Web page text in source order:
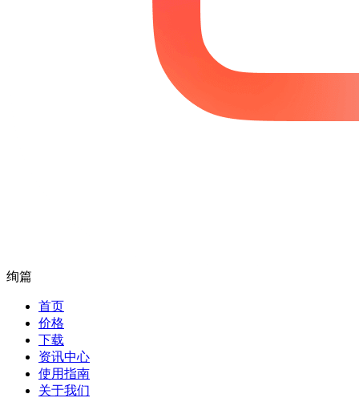
绚篇
首页
价格
下载
资讯中心
使用指南
关于我们